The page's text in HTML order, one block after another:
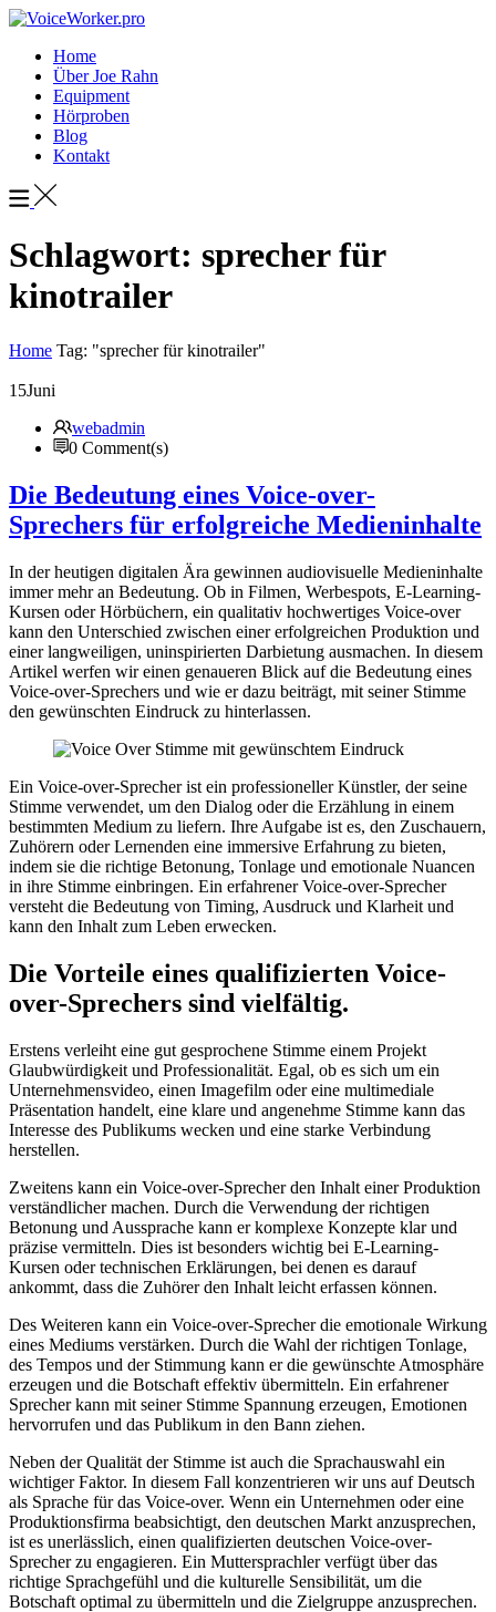
Home
Über Joe Rahn
Equipment
Hörproben
Blog
Kontakt
Schlagwort: sprecher für
kinotrailer
Home Tag: "sprecher für kinotrailer"
15Juni
webadmin
0 Comment(s)
Die Bedeutung eines Voice-over-
Sprechers für erfolgreiche Medieninhalte
In der heutigen digitalen Ära gewinnen audiovisuelle Medieninhalte
immer mehr an Bedeutung. Ob in Filmen, Werbespots, E-Learning-
Kursen oder Hörbüchern, ein qualitativ hochwertiges Voice-over
kann den Unterschied zwischen einer erfolgreichen Produktion und
einer langweiligen, uninspirierten Darbietung ausmachen. In diesem
Artikel werfen wir einen genaueren Blick auf die Bedeutung eines
Voice-over-Sprechers und wie er dazu beiträgt, mit seiner Stimme
den gewünschten Eindruck zu hinterlassen.
Ein Voice-over-Sprecher ist ein professioneller Künstler, der seine
Stimme verwendet, um den Dialog oder die Erzählung in einem
bestimmten Medium zu liefern. Ihre Aufgabe ist es, den Zuschauern,
Zuhörern oder Lernenden eine immersive Erfahrung zu bieten,
indem sie die richtige Betonung, Tonlage und emotionale Nuancen
in ihre Stimme einbringen. Ein erfahrener Voice-over-Sprecher
versteht die Bedeutung von Timing, Ausdruck und Klarheit und
kann den Inhalt zum Leben erwecken.
Die Vorteile eines qualifizierten Voice-
over-Sprechers sind vielfältig.
Erstens verleiht eine gut gesprochene Stimme einem Projekt
Glaubwürdigkeit und Professionalität. Egal, ob es sich um ein
Unternehmensvideo, einen Imagefilm oder eine multimediale
Präsentation handelt, eine klare und angenehme Stimme kann das
Interesse des Publikums wecken und eine starke Verbindung
herstellen.
Zweitens kann ein Voice-over-Sprecher den Inhalt einer Produktion
verständlicher machen. Durch die Verwendung der richtigen
Betonung und Aussprache kann er komplexe Konzepte klar und
präzise vermitteln. Dies ist besonders wichtig bei E-Learning-
Kursen oder technischen Erklärungen, bei denen es darauf
ankommt, dass die Zuhörer den Inhalt leicht erfassen können.
Des Weiteren kann ein Voice-over-Sprecher die emotionale Wirkung
eines Mediums verstärken. Durch die Wahl der richtigen Tonlage,
des Tempos und der Stimmung kann er die gewünschte Atmosphäre
erzeugen und die Botschaft effektiv übermitteln. Ein erfahrener
Sprecher kann mit seiner Stimme Spannung erzeugen, Emotionen
hervorrufen und das Publikum in den Bann ziehen.
Neben der Qualität der Stimme ist auch die Sprachauswahl ein
wichtiger Faktor. In diesem Fall konzentrieren wir uns auf Deutsch
als Sprache für das Voice-over. Wenn ein Unternehmen oder eine
Produktionsfirma beabsichtigt, den deutschen Markt anzusprechen,
ist es unerlässlich, einen qualifizierten deutschen Voice-over-
Sprecher zu engagieren. Ein Muttersprachler verfügt über das
richtige Sprachgefühl und die kulturelle Sensibilität, um die
Botschaft optimal zu übermitteln und die Zielgruppe anzusprechen.